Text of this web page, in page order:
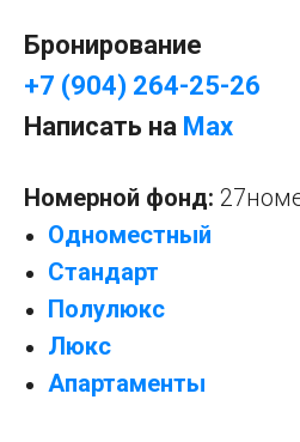
Бронирование
+7 (904) 264-25-26
Написать на Max
Номерной фонд:
Одноместный
Стандарт
Полулюкс
Люкс
Апартаменты